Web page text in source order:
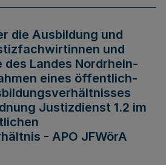
die Ausbildung und
und
Landes Nordrhein-
eines öffentlich-
Justizdienst 1.2 im
- APO JFWörA